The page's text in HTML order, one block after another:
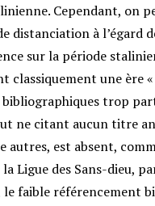
Cependant, on
distanciation à l’égard
sur la période
une ère
trop
ne citant aucun titre
autres, est absent,
la Ligue des Sans-dieu,
le faible référencement